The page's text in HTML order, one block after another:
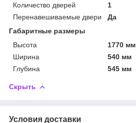
Количество дверей
1
Перенавешиваемые двери
Да
Габаритные размеры
Высота
1770 мм
Ширина
540 мм
Глубина
545 мм
Скрыть
Условия доставки